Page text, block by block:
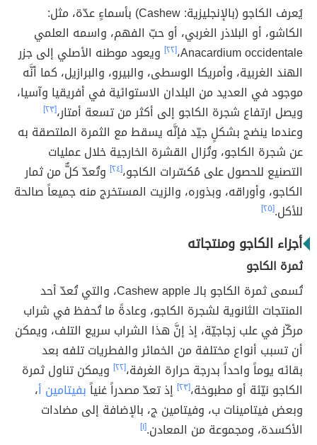
يُعرف الكاجو (بالإنجليزية: Cashew) بأسماءٍ عدّة، مثل:
الكاشو، أو البلاذر الغربي، أو حبّ الفهم، واسمه العلمي
Anacardium occidentale، [٢٢]
ويعود موطنه الأصلي إلى جزر
الهند الغربية، وأمريكا الوسطى، والبيرو، والبرازيل، كما أنَّه
موجود في العديد من البلدان الاستوائية في أفريقيا وآسيا،
ويصل ارتفاع شجرة الكاجو إلى أكثر من تسعة أمتار،[٢٣]
وعندما ينضج بشكلٍ جيّد فإنَّه يسقط مع الثمرة الملتصقة به
عن شجرة الكاجو، وتُزال القشرة الخارجية خلال عمليات
التصنيع للحصول على مُكسّرات الكاجو،[٢٤]
وتُعدّ كلٌّ من ثمار
الكاجو، وأوراقه، وبذوره، والزيت المستخرج منه جميعاً صالحة
للأكل.[٢٥]
أجزاء الكاجو ومنتجاته
ثمرة الكاجو
تُسمى ثمرة الكاجو بالـ Cashew apple، والتي تُعدّ أحد
المنتجات الثانوية لشجرة الكاجو، وعادةً ما تُحفظ في شراب
مركّز في علب زجاجيّة، إذ إنَّ هذا الشراب سريع التلف، ويمكن
أن تسبب أنواع مختلفة من الخمائر والفطريات تلفه بعد
بقائه يوماً واحداً بدرجة حرارة الغرفة،[٢٢]
ويمكن تناول ثمرة
الكاجو نيّئة أو مطبوخة،[٢٣] إذ تعدّ مصدراً غنياًبفيتامين أ،
وبعض فيتامينات ب، وفيتامين ج، بالإضافة إلى مضادات
الأكسدة، ومجموعة من المعادن.[١]